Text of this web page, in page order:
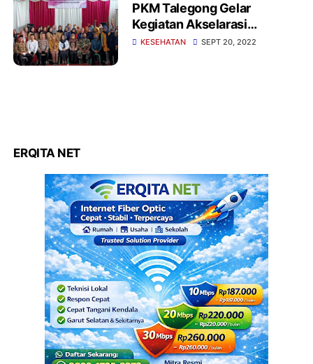
PKM Talegong Gelar
Kegiatan Akselarasi
Penerapan Germas
KESEHATAN SEPT 20, 2022
ERQITA NET